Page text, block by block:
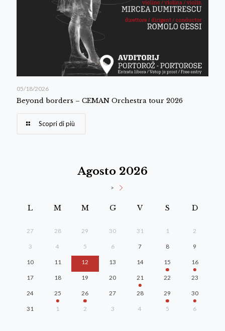
05/18/2026
Beyond borders – CEMAN Orchestra tour 2026
Scopri di più
Agosto 2026
>
L M M G V S D
27 28 29 30 31 1 2
3 4 5 6 7 8 9
10 11 12 13 14 15 16
17 18 19 20 21 22 23
24 25 26 27 28 29 30
31 1 2 3 4 5 6